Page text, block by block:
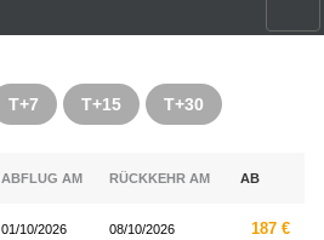
T+7 T+15 T+30
ABFLUG AM RÜCKKEHR AM AB
01/10/2026 08/10/2026 187 €